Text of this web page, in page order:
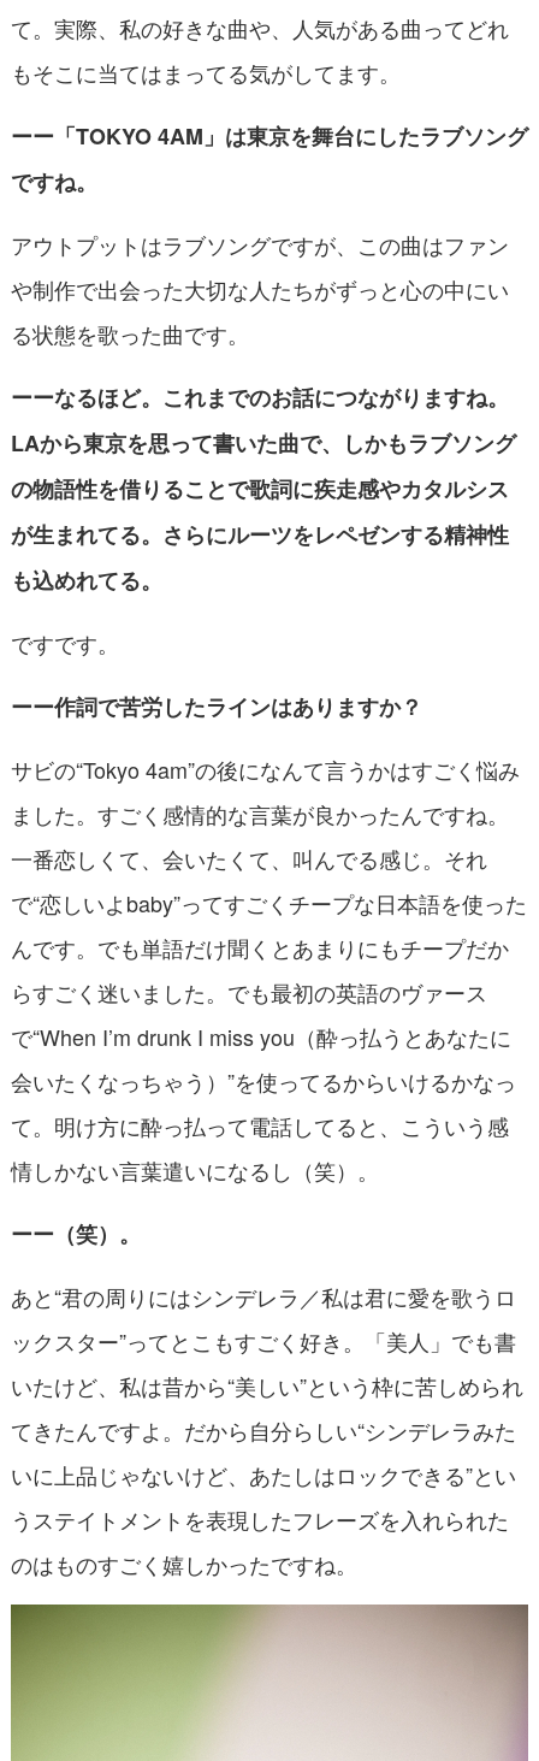
て。実際、私の好きな曲や、人気がある曲ってどれ
もそこに当てはまってる気がしてます。
ーー「TOKYO 4AM」は東京を舞台にしたラブソング
ですね。
アウトプットはラブソングですが、この曲はファン
や制作で出会った大切な人たちがずっと心の中にい
る状態を歌った曲です。
ーーなるほど。これまでのお話につながりますね。
LAから東京を思って書いた曲で、しかもラブソング
の物語性を借りることで歌詞に疾走感やカタルシス
が生まれてる。さらにルーツをレペゼンする精神性
も込めれてる。
ですです。
ーー作詞で苦労したラインはありますか？
サビの“Tokyo 4am”の後になんて言うかはすごく悩み
ました。すごく感情的な言葉が良かったんですね。
一番恋しくて、会いたくて、叫んでる感じ。それ
で“恋しいよbaby”ってすごくチープな日本語を使った
んです。でも単語だけ聞くとあまりにもチープだか
らすごく迷いました。でも最初の英語のヴァース
で“When I’m drunk I miss you（酔っ払うとあなたに
会いたくなっちゃう）”を使ってるからいけるかなっ
て。明け方に酔っ払って電話してると、こういう感
情しかない言葉遣いになるし（笑）。
ーー（笑）。
あと“君の周りにはシンデレラ／私は君に愛を歌うロ
ックスター”ってとこもすごく好き。「美人」でも書
いたけど、私は昔から“美しい”という枠に苦しめられ
てきたんですよ。だから自分らしい“シンデレラみた
いに上品じゃないけど、あたしはロックできる”とい
うステイトメントを表現したフレーズを入れられた
のはものすごく嬉しかったですね。